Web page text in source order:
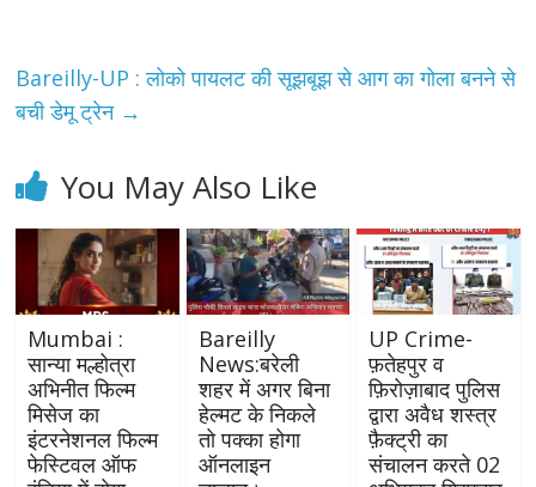
Bareilly-UP : लोको पायलट की सूझबूझ से आग का गोला बनने से
बची डेमू ट्रेन →
You May Also Like
Mumbai :
सान्या मल्होत्रा
अभिनीत फिल्म
मिसेज का
इंटरनेशनल फिल्म
फेस्टिवल ऑफ
Bareilly
News:बरेली
शहर में अगर बिना
हेल्मट के निकले
तो पक्का होगा
ऑनलाइन
UP Crime-
फ़तेहपुर व
फ़िरोज़ाबाद पुलिस
द्वारा अवैध शस्त्र
फ़ैक्ट्री का
संचालन करते 02